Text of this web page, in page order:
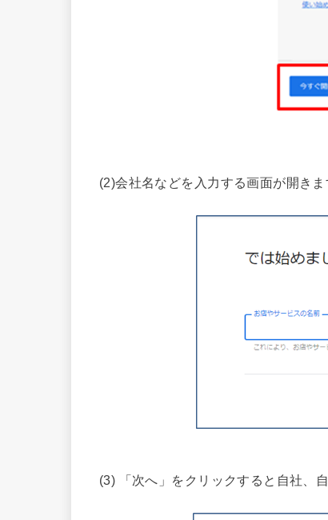
(2)会社名などを入力する画面が開きま
(3) 「次へ」をクリックすると自社、